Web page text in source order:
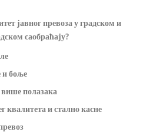
јавног превоза у градском и
саобраћају?
и боље
полазака
квалитета и стално касне